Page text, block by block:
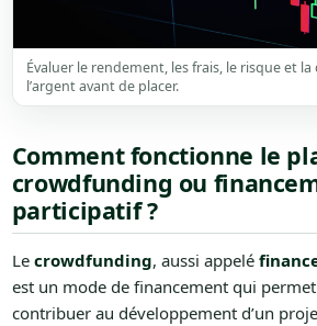
Évaluer le rendement, les frais, le risque et
l’argent avant de placer.
Comment fonctionne le
crowdfunding ou
participatif ?
Le crowdfunding, aussi appelé
est un mode de financement qui
contribuer au développement d’un